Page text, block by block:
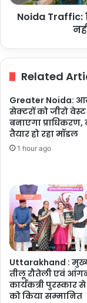
तय
स्टॉपNoida Traffic:
Related
Greater Noida:
सेक्टरों को जीरो
बनाएगा प्राधिकरण,
तैयार हो रहा मॉडल
1 hour ago
Uttarakhand :
तीलू रौतेली एवं
कार्यकत्री पुरस्कार
को किया सम्मानित